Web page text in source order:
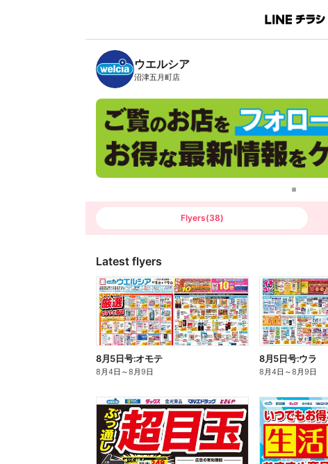
B
n
c
h
T
ウエルシア
沼津五月町店
Flyers(38)
Latest flyers
8月5日号:オモテ
8月4日 ～8月9日
8月5日号:ウラ
8月4日 ～8月9日